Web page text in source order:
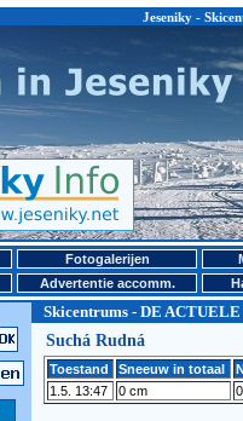
Jeseniky -
Fotogalerijen
Advertentie accomm.
Skicentrums - DE
Suchá Rudná
Toestand Sneeuw in totaal
1.5. 13:47
0 cm